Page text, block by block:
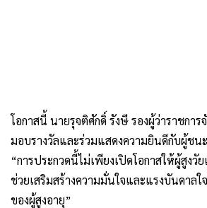
โอกาสนี้ นายรุจติศักดิ์ รังษี รองผู้ว่าราชการ
มอบรางวัลและร่วมแสดงความยินดีกับผู้ชน
“การประกวดนี้ไม่เพียงเปิดโอกาสให้ผู้สูงวั
ช่วยเสริมสร้างความมั่นใจและแรงบันดาล
ของผู้สูงอายุ”